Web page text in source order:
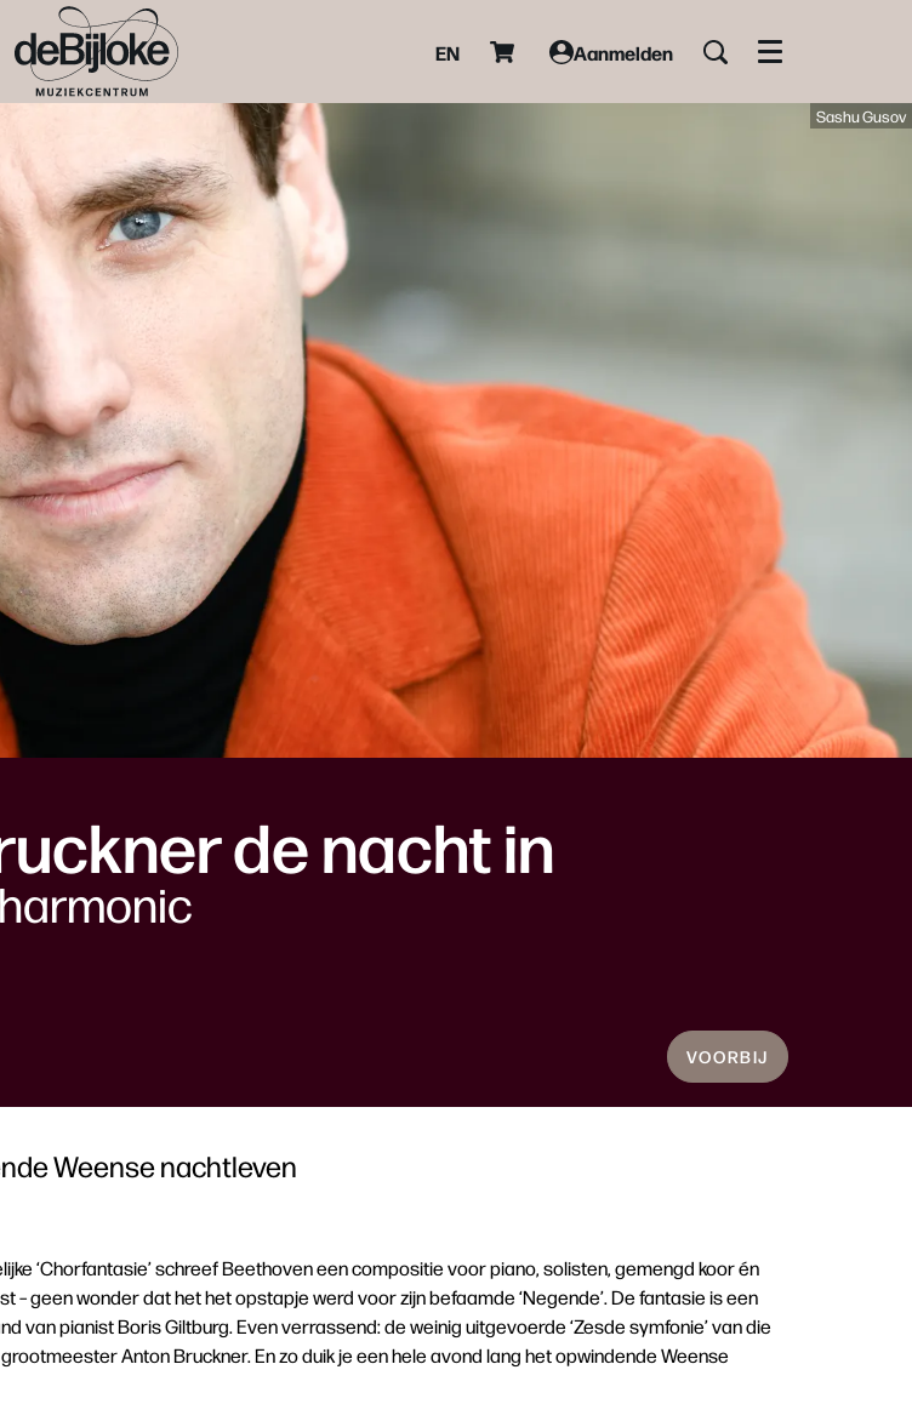
EN Aanmelden Menu
Sashu Gusov
de nacht in
VOORBIJ
Weense nachtleven
‘Chorfantasie’ schreef Beethoven een compositie voor piano, solisten, gemengd koor én
– geen wonder dat het het opstapje werd voor zijn befaamde ‘Negende’. De fantasie is een
van pianist Boris Giltburg. Even verrassend: de weinig uitgevoerde ‘Zesde symfonie’ van die
Anton Bruckner. En zo duik je een hele avond lang het opwindende Weense